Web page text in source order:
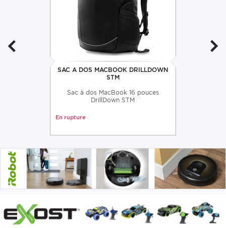
SAC A DOS MACBOOK DRILLDOWN
STM
Sac à dos MacBook 16 pouces
DrillDown STM
En rupture